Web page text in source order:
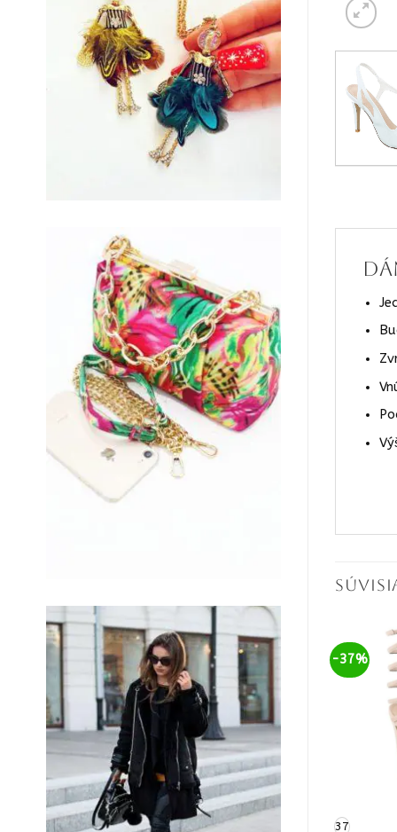
-37%
37
40